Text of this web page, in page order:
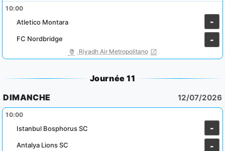
10:00
Atletico Montara
-
-
FC Nordbridge
Riyadh Air Metropolitano
Journée 11
DIMANCHE
12/07/2026
10:00
Istanbul Bosphorus SC
-
-
Antalya Lions SC